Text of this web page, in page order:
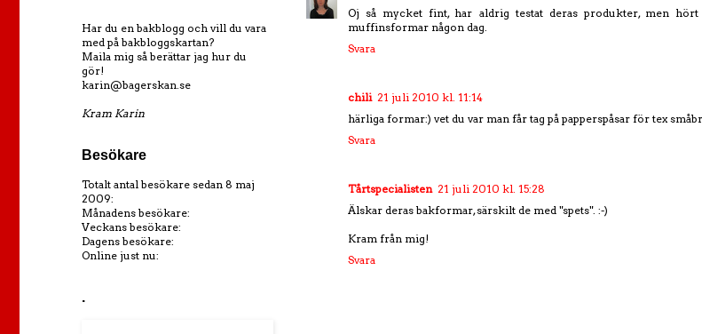
Oj så mycket fint, har aldrig testat deras produkter, men
muffinsformar någon dag.
Svara
chili 21 juli 2010 kl. 11:14
härliga formar:) vet du var man får tag på papperspåsar för tex
Svara
Tårtspecialisten 21 juli 2010 kl. 15:28
Älskar deras bakformar, särskilt de med "spets". :-)
Kram från mig!
Svara
Har du en bakblogg och vill du vara
med på bakbloggskartan?
Maila mig så berättar jag hur du
gör!
karin@bagerskan.se
Kram Karin
Besökare
Totalt antal besökare sedan 8 maj
2009:
Månadens besökare:
Veckans besökare:
Dagens besökare:
Online just nu:
.